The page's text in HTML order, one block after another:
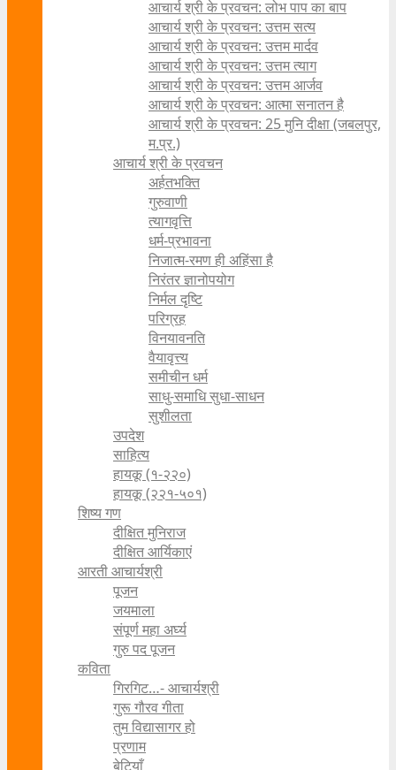
आचार्य श्री के प्रवचन: लोभ पाप का बाप
आचार्य श्री के प्रवचन: उत्तम सत्य
आचार्य श्री के प्रवचन: उत्तम मार्दव
आचार्य श्री के प्रवचन: उत्तम त्याग
आचार्य श्री के प्रवचन: उत्तम आर्जव
आचार्य श्री के प्रवचन: आत्मा सनातन है
आचार्य श्री के प्रवचन: 25 मुनि दीक्षा (जबलपुर,
म.प्र.)
आचार्य श्री के प्रवचन
अर्हतभक्ति
गुरुवाणी
त्यागवृत्ति
धर्म-प्रभावना
निजात्म-रमण ही अहिंसा है
निरंतर ज्ञानोपयोग
निर्मल दृष्टि
परिग्रह
विनयावनति
वैयावृत्त्य
समीचीन धर्म
साधु-समाधि सुधा-साधन
सुशीलता
उपदेश
साहित्य
हायकू (१‍-२२०)
हायकू (२२१-५०१)
शिष्य गण
दीक्षित मुनिराज
दीक्षित आर्यिकाएं
आरती आचार्यश्री
पूजन
जयमाला
संपूर्ण महा अर्घ्य
गुरु पद पूजन
कविता
गिरगिट…- आचार्यश्री
गुरू गौरव गीता
तुम विद्यासागर हो
प्रणाम
बेटियाँ